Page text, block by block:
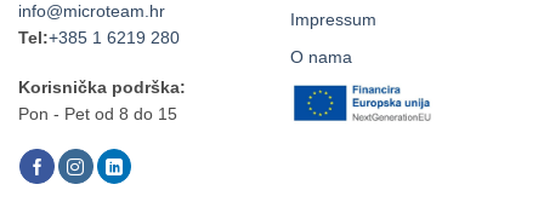
info@microteam.hr
Tel:+385 1 6219 280
Korisnička podrška:
Pon - Pet od 8 do 15
Impressum
O nama